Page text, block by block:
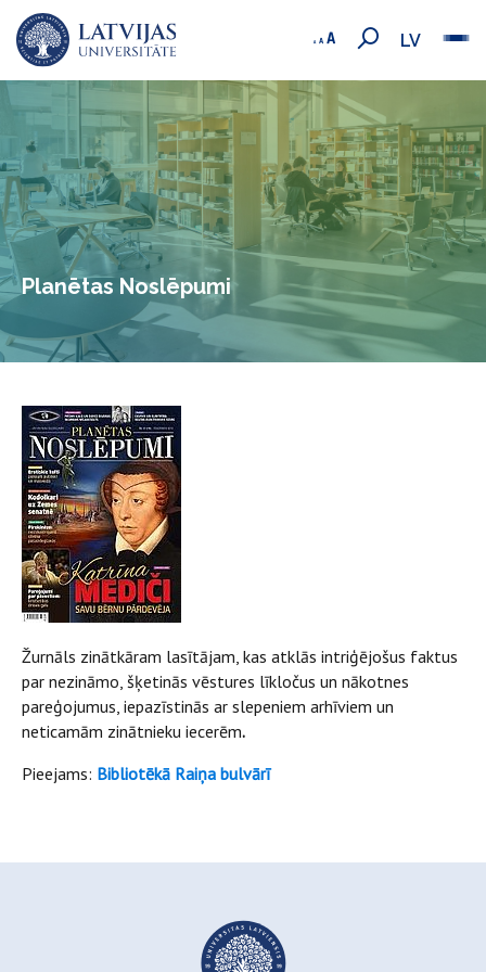
LV
Planētas Noslēpumi
Žurnāls zinātkāram lasītājam, kas atklās intriģējošus faktus
par nezināmo, šķetinās vēstures līkločus un nākotnes
pareģojumus, iepazīstinās ar slepeniem arhīviem un
neticamām zinātnieku iecerēm.
Pieejams: Bibliotēkā Raiņa bulvārī